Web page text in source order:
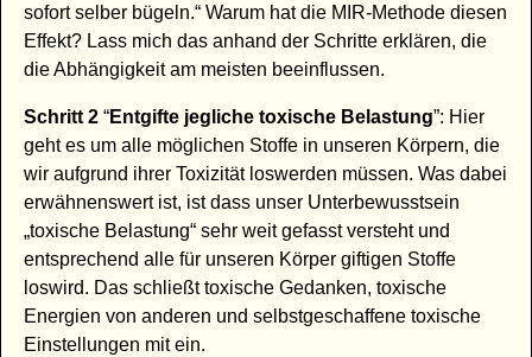
sofort selber bügeln.“ Warum hat die MIR-Methode diesen
Effekt? Lass mich das anhand der Schritte erklären, die
die Abhängigkeit am meisten beeinflussen.
Schritt 2“Entgifte jegliche toxische Belastung”: Hier
geht es um alle möglichen Stoffe in unseren Körpern, die
wir aufgrund ihrer Toxizität loswerden müssen. Was dabei
erwähnenswert ist, ist dass unser Unterbewusstsein
„toxische Belastung“ sehr weit gefasst versteht und
entsprechend alle für unseren Körper giftigen Stoffe
loswird. Das schließt toxische Gedanken, toxische
Energien von anderen und selbstgeschaffene toxische
Einstellungen mit ein.